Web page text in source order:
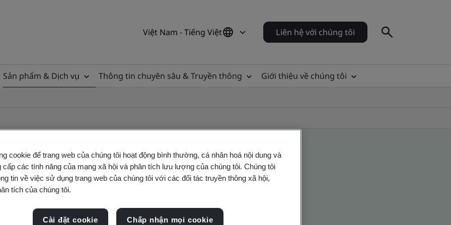
Việt Nam - Tiếng Việt Liên hệ với chúng tôi
Sản phẩm & Dịch vụ Thông tin chuyên sâu & Truyền thông Giới thiệu về chúng tôi
- Validation and Verification
cookie để trang web của chúng tôi hoạt động bình thường, cá nhân hoá nội dung và
cấp các tính năng của mạng xã hội và phân tích lưu lượng của chúng tôi. Chúng tôi
tin về việc sử dụng trang web của chúng tôi với các đối tác truyền thông xã hội,
tích của chúng tôi.
Cài đặt cookie Chấp nhận mọi cookie